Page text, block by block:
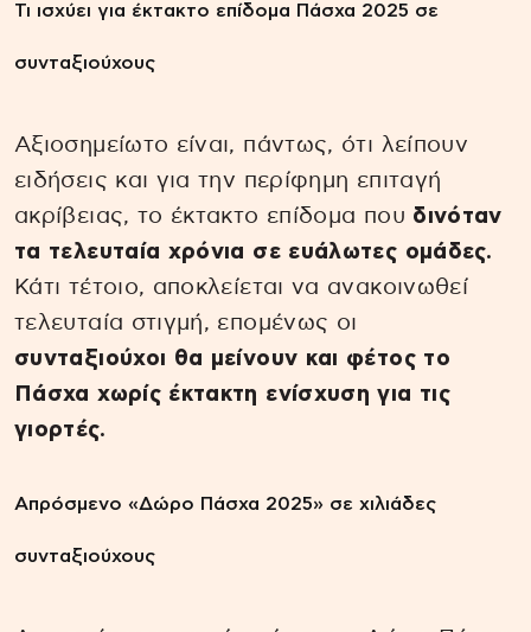
Τι ισχύει για έκτακτο επίδομα Πάσχα 2025 σε
συνταξιούχους
Αξιοσημείωτο είναι, πάντως, ότι λείπουν
ειδήσεις και για την περίφημη επιταγή
ακρίβειας, το έκτακτο επίδομα που δινόταν
τα τελευταία χρόνια σε ευάλωτες ομάδες.
Κάτι τέτοιο, αποκλείεται να ανακοινωθεί
τελευταία στιγμή, επομένως οι
συνταξιούχοι θα μείνουν και φέτος το
Πάσχα χωρίς έκτακτη ενίσχυση για τις
γιορτές.
Απρόσμενο «Δώρο Πάσχα 2025» σε χιλιάδες
συνταξιούχους